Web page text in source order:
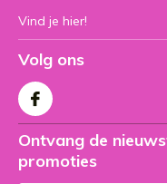
Vind je hier!
Volg ons
Ontvang de
promoties